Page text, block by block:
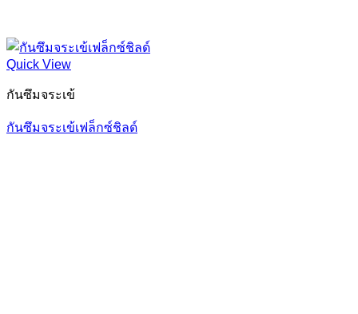
Quick View
กันซึมจระเข้
กันซึมจระเข้เฟล็กซ์ชิลด์